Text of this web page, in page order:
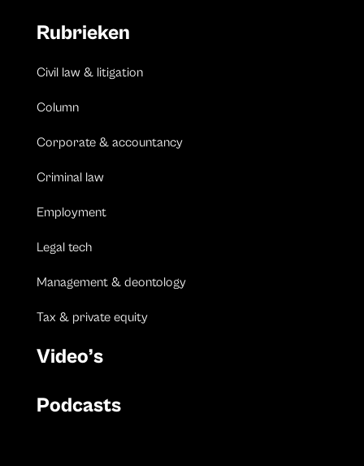
Rubrieken
Civil law & litigation
Column
Corporate & accountancy
Criminal law
Employment
Legal tech
Management & deontology
Tax & private equity
Video’s
Podcasts